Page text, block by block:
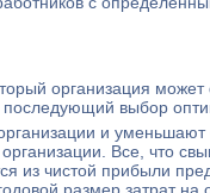
организация
выбор
и
Все, что
из чистой прибыли
размер затрат